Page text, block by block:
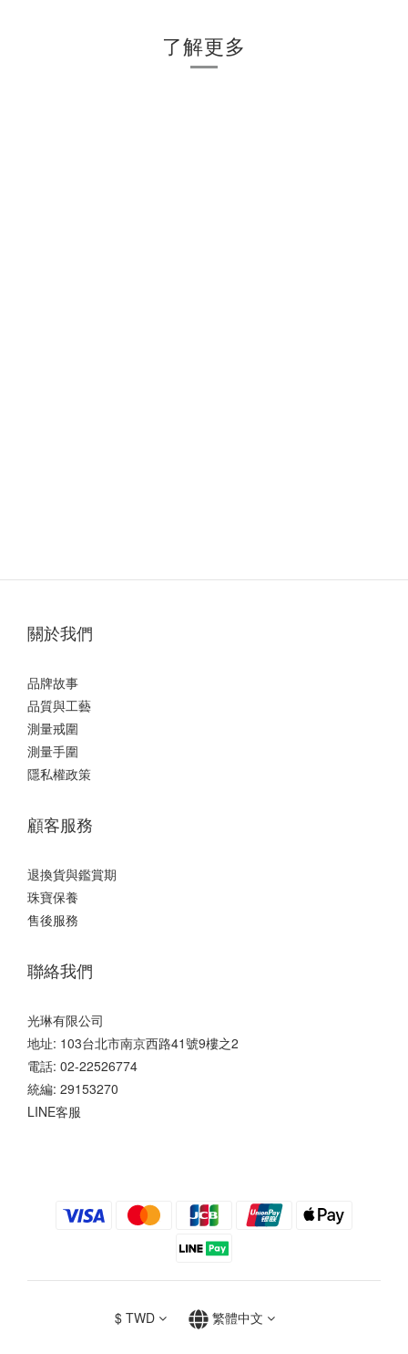
了解更多
關於我們
品牌故事
品質與工藝
測量戒圍
測量手圍
隱私權政策
顧客服務
退換貨與鑑賞期
珠寶保養
售後服務
聯絡我們
光琳有限公司
地址: 103台北市南京西路41號9樓之2
電話: 02-22526774
統編: 29153270
LINE客服
$ TWD 繁體中文